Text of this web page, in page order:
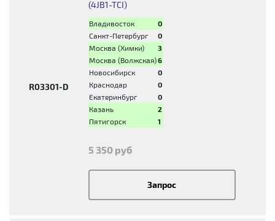
R03301-D
(4JB1-TCI)
Владивосток
0
Санкт-Петербург
0
Москва (Химки)
3
Москва (Волжская)6
Новосибирск
0
Краснодар
0
Екатеринбург
0
Казань
2
Пятигорск
1
5 350 руб
Запрос